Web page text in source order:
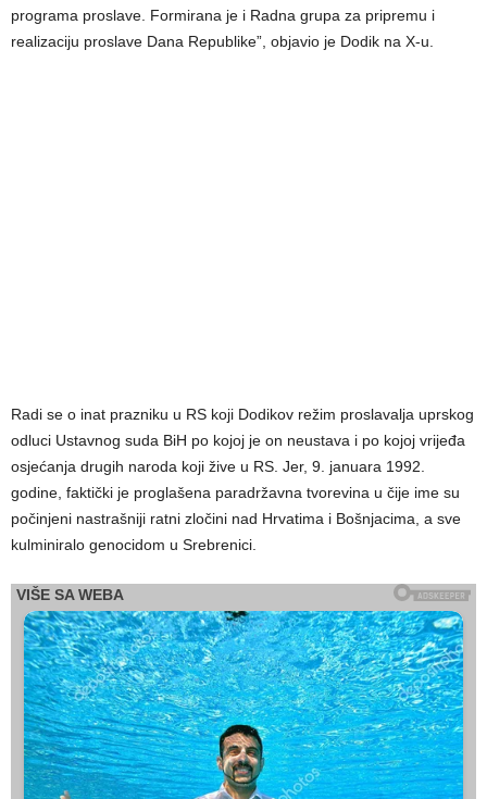
programa proslave. Formirana je i Radna grupa za pripremu i
realizaciju proslave Dana Republike”, objavio je Dodik na X-u.
Radi se o inat prazniku u RS koji Dodikov režim proslavalja uprskog
odluci Ustavnog suda BiH po kojoj je on neustava i po kojoj vrijeđa
osjećanja drugih naroda koji žive u RS. Jer, 9. januara 1992.
godine, faktički je proglašena paradržavna tvorevina u čije ime su
počinjeni nastrašniji ratni zločini nad Hrvatima i Bošnjacima, a sve
kulminiralo genocidom u Srebrenici.